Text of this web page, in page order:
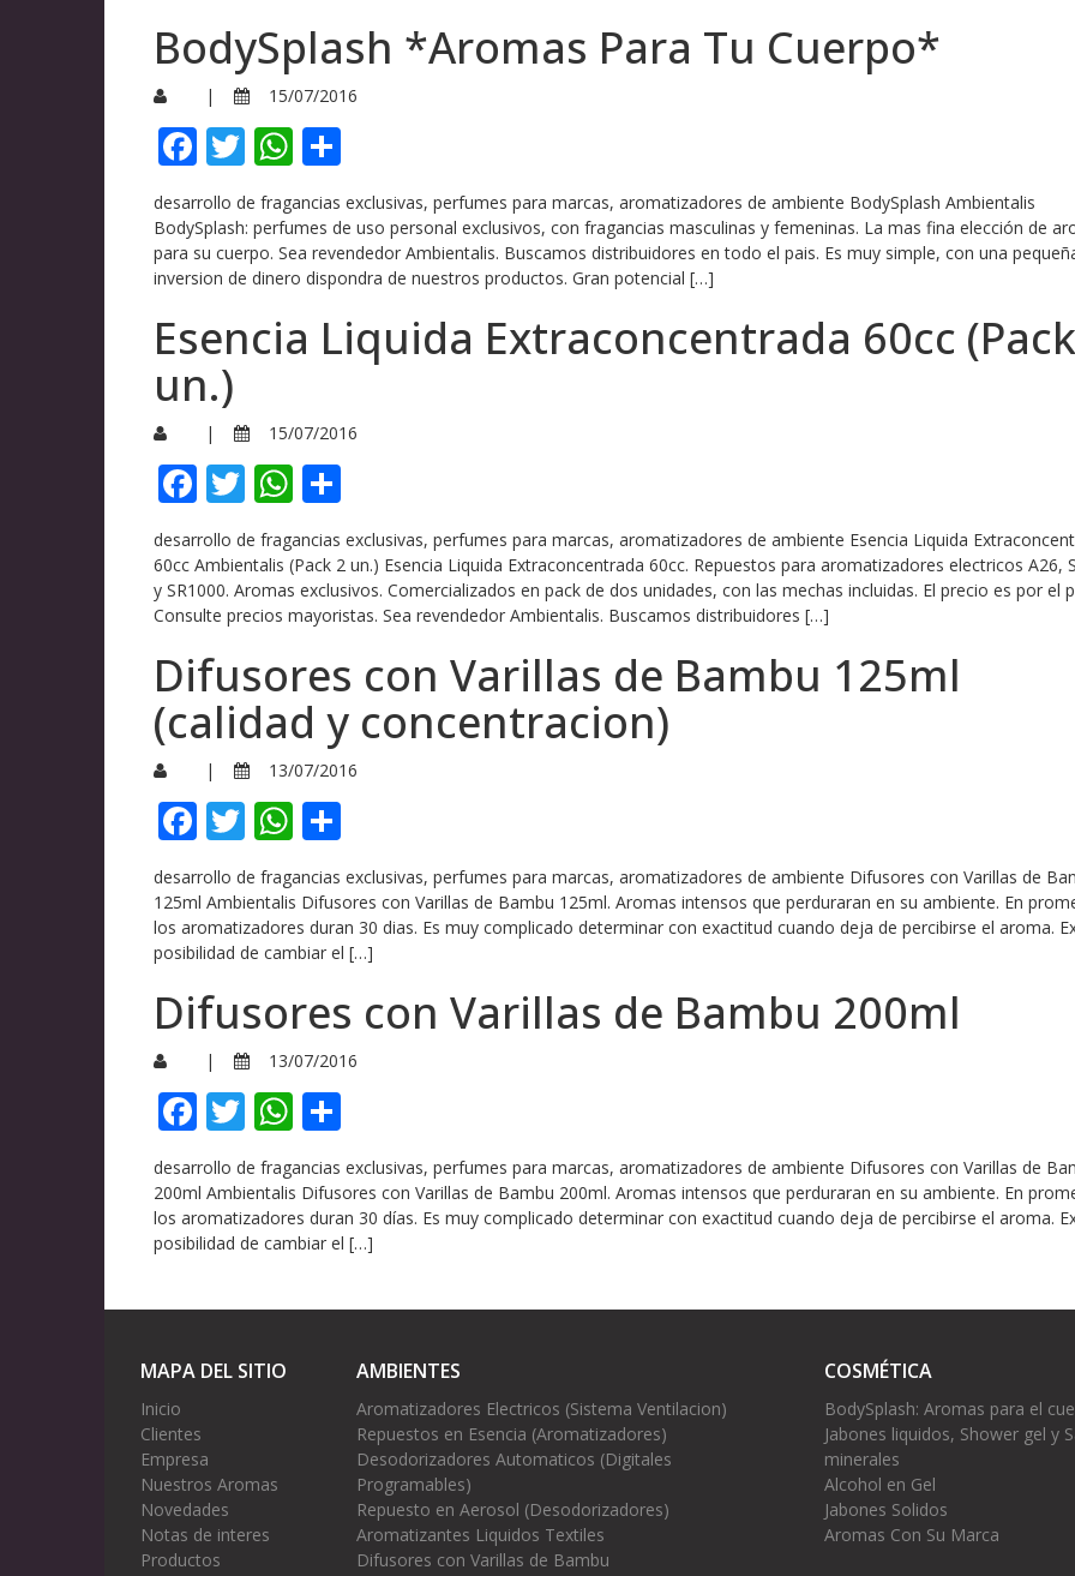
BodySplash *Aromas Para Tu Cuerpo*
| 15/07/2016
Facebook
TwitterWhatsApp
desarrollo de fragancias exclusivas, perfumes para marcas, aromatizadores de ambiente BodySplash Ambientalis
BodySplash: perfumes de uso personal exclusivos, con fragancias masculinas y femeninas. La mas fina elección de
para su cuerpo. Sea revendedor Ambientalis. Buscamos distribuidores en todo el pais. Es muy simple, con una
inversion de dinero dispondra de nuestros productos. Gran potencial […]
Esencia Liquida Extraconcentrada 60cc
un.)
| 15/07/2016
Facebook
TwitterWhatsApp
desarrollo de fragancias exclusivas, perfumes para marcas, aromatizadores de ambiente Esencia Liquida
60cc Ambientalis (Pack 2 un.) Esencia Liquida Extraconcentrada 60cc. Repuestos para aromatizadores electricos A26,
y SR1000. Aromas exclusivos. Comercializados en pack de dos unidades, con las mechas incluidas. El precio es por el
Consulte precios mayoristas. Sea revendedor Ambientalis. Buscamos distribuidores […]
Difusores con Varillas de Bambu 125ml
(calidad y concentracion)
| 13/07/2016
Facebook
TwitterWhatsApp
desarrollo de fragancias exclusivas, perfumes para marcas, aromatizadores de ambiente Difusores con Varillas de
125ml Ambientalis Difusores con Varillas de Bambu 125ml. Aromas intensos que perduraran en su ambiente. En
los aromatizadores duran 30 dias. Es muy complicado determinar con exactitud cuando deja de percibirse el aroma.
posibilidad de cambiar el […]
Difusores con Varillas de Bambu 200ml
| 13/07/2016
Facebook
TwitterWhatsApp
desarrollo de fragancias exclusivas, perfumes para marcas, aromatizadores de ambiente Difusores con Varillas de
200ml Ambientalis Difusores con Varillas de Bambu 200ml. Aromas intensos que perduraran en su ambiente. En
los aromatizadores duran 30 días. Es muy complicado determinar con exactitud cuando deja de percibirse el aroma.
posibilidad de cambiar el […]
MAPA DEL SITIO
Inicio
Clientes
Empresa
Nuestros Aromas
Novedades
Notas de interes
Productos
AMBIENTES
Aromatizadores Electricos (Sistema Ventilacion)
Repuestos en Esencia (Aromatizadores)
Desodorizadores Automaticos (Digitales
Programables)
Repuesto en Aerosol (Desodorizadores)
Aromatizantes Liquidos Textiles
Difusores con Varillas de Bambu
COSMÉTICA
BodySplash: Aromas para el
Jabones liquidos, Shower gel y
minerales
Alcohol en Gel
Jabones Solidos
Aromas Con Su Marca